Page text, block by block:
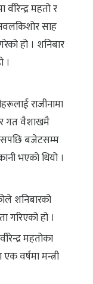
वीरेन्द्र महतो र
साह
हो । शनिबार
।
राजीनामा
गत वैशाखमै
बजेटसम्म
भएको थियो ।
शनिबारको
गरिएको हो ।
महतोका
वर्षमा मन्त्री